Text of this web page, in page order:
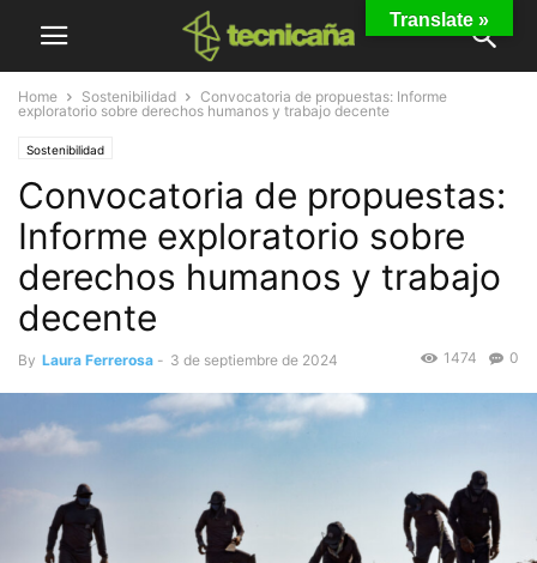
Home Sostenibilidad
Convocatoria de propuestas: Informe
exploratorio sobre derechos humanos y trabajo decente
Sostenibilidad
Convocatoria de propuestas:
Informe exploratorio sobre
derechos humanos y trabajo
decente
By Laura Ferrerosa - 3 de septiembre de 2024 0
1474
Translate »